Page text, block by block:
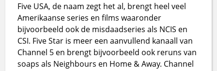
Five USA, de naam zegt het al, brengt heel veel
Amerikaanse series en films waaronder
bijvoorbeeld ook de misdaadseries als NCIS en
CSI. Five Star is meer een aanvullend kanaall van
Channel 5 en brengt bijvoorbeeld ook reruns van
soaps als Neighbours en Home & Away. Channel